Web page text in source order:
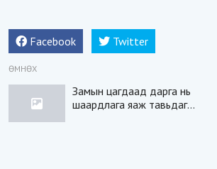
Facebook Twitter
ӨМНӨХ
Замын цагдаад дарга нь
шаардлага яаж тавьдаг